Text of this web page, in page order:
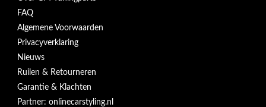
FAQ
Algemene Voorwaarden
Privacyverklaring
Nieuws
Ruilen & Retourneren
Garantie & Klachten
Partner: onlinecarstyling.nl